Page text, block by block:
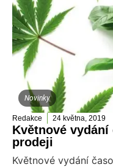
Novinky
Redakce 24 května, 2019
Květnové vydání
prodeji
Květnové vydání